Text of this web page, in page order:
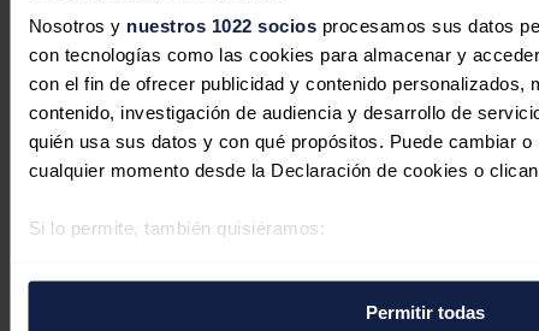
Nosotros y nuestros 1022 sociosprocesamos sus datos
con tecnologías como las cookies para almacenar y
con el fin de ofrecer publicidad y contenido personalizados,
contenido, investigación de audiencia y desarrollo de
quién usa sus datos y con qué propósitos. Puede cambiar
cualquier momento desde la Declaración de cookies o
Si lo permite, también quisiéramos:
Identificar su dispositivo analizándolo activamente
Permitir todas